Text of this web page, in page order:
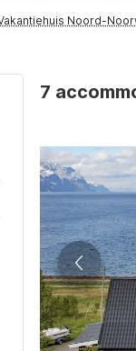
Noord-
7